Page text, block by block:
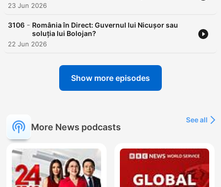
23 Jun 2026
3106 - România în Direct: Guvernul lui Nicușor sau
soluția lui Bolojan?
22 Jun 2026
Show more episodes
More News podcasts
See all